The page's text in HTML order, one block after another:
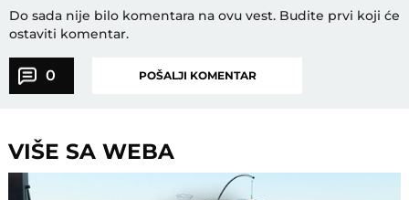
Do sada nije bilo komentara na ovu vest. Budite prvi koji će
ostaviti komentar.
0 POŠALJI KOMENTAR
VIŠE SA WEBA